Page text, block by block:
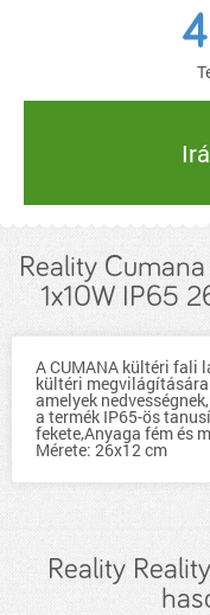
Reality
1x10W IP65
A CUMANA kültéri fali
kültéri
amelyek
a termék IP65-ös
fekete,Anyaga fém és
Mérete: 26x12 cm
Reality